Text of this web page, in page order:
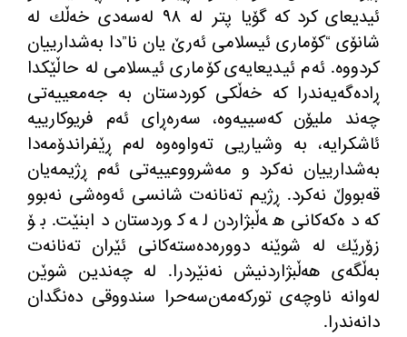
ئیدیعای كرد كه‌ گۆیا پتر له‌ ٩٨ له‌سه‌دی خه‌ڵك له‌
شانۆی “كۆماری ئیسلامی ئه‌رێ یان نا”دا به‌شدارییان
كردووه‌. ئه‌م ئیدیعایه‌ی كۆماری ئیسلامی له‌ حاڵێكدا
ڕاده‌گه‌یه‌ندرا كه‌ خه‌ڵكی كوردستان به‌ جه‌معییه‌تی
چه‌ند ملیۆن كه‌سییه‌وه‌، سه‌ره‌ڕای ئه‌م فریوكارییه‌
ئاشكرایه‌، به‌ وشیاریی ته‌واوه‌وه‌ له‌م ڕێفراندۆمه‌دا
به‌شدارییان نه‌كرد و مه‌شرووعییه‌تی ئه‌م ڕژیمه‌یان
قه‌بووڵ نه‌كرد. ڕژیم ته‌نانه‌ت شانسی ئه‌وه‌شی نه‌بوو
كه‌ ده‌كه‌كانی هه‌ڵبژاردن له‌ كوردستان دابنێت. بۆ
زۆرێك له‌ شوێنه‌ دووره‌ده‌سته‌كانی ئێران ته‌نانه‌ت
به‌ڵگه‌ی هه‌ڵبژاردنیش نه‌نێردرا. له‌ چه‌ندین شوێن
له‌وانه‌ ناوچه‌ی توركه‌مه‌ن‌سه‌حرا سندووقی ده‌نگدان
دانه‌ندرا.